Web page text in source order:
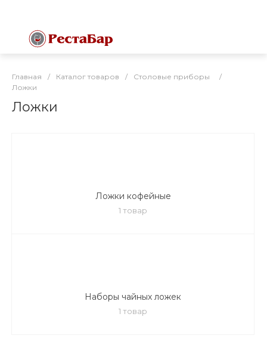
Главная / Каталог товаров / Столовые приборы
/
Ложки
Ложки
Ложки кофейные
1 товар
Наборы чайных ложек
1 товар